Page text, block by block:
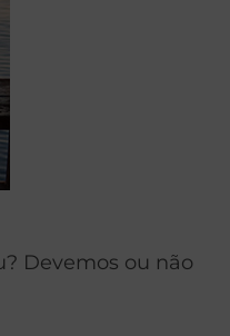
Devemos ou não